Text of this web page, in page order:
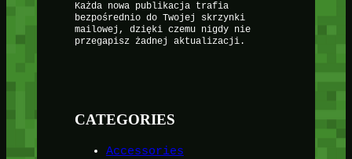
Każda nowa publikacja trafia
bezpośrednio do Twojej skrzynki
mailowej, dzięki czemu nigdy nie
przegapisz żadnej aktualizacji.
CATEGORIES
Accessories